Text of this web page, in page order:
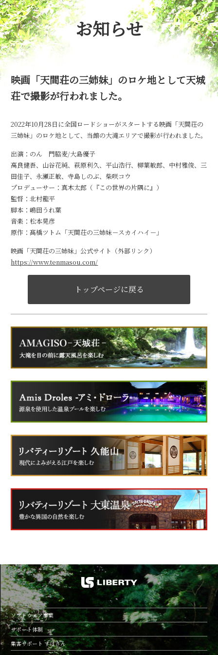
お知らせ
映画「天間荘の三姉妹」のロケ地として天城
荘で撮影が行われました。
2022年10月28日に全国ロードショーがスタートする映画「天間荘の
三姉妹」のロケ地として、当館の大滝エリアで撮影が行われました。
出演：のん 門脇麦/大島優子
高良健吾、山谷花純、萩原利久、平山浩行、柳葉敏郎、中村雅俊、三
田佳子、永瀬正敏、寺島しのぶ、柴咲コウ
プロデューサー：真木太郎（『この世界の片隅に』）
監督：北村龍平
脚本：嶋田うれ葉
音楽：松本晃彦
原作：髙橋ツトム「天間荘の三姉妹－スカイハイ－」
映画「天間荘の三姉妹」公式サイト（外部リンク）
https://www.tenmasou.com/
トップページに戻る
ソフトウェア事業
サポート体制
集客サポート すけさん